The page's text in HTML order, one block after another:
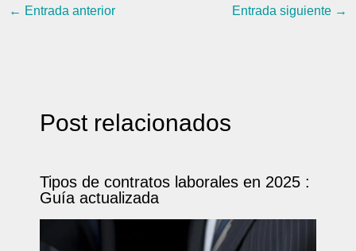
← Entrada anterior Entrada siguiente →
Post relacionados
Tipos de contratos laborales en 2025 :
Guía actualizada